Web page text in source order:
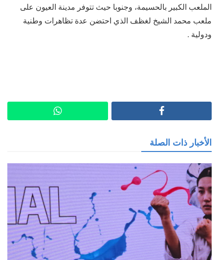
الملعب الكبير بالحسيمة، وجنوبا حيث تتوفر مدينة العيون على
ملعب محمد الشيخ لغظف الذي احتضن عدة تظاهرات وطنية
ودولية .
الأخبار ذات الصلة